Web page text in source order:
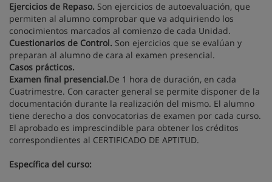
Ejercicios de Repaso. Son ejercicios de autoevaluación, que
permiten al alumno comprobar que va adquiriendo los
conocimientos marcados al comienzo de cada Unidad.
Cuestionarios de Control. Son ejercicios que se evalúan y
preparan al alumno de cara al examen presencial.
Casos prácticos.
Examen final presencial.De 1 hora de duración, en cada
Cuatrimestre. Con caracter general se permite disponer de la
documentación durante la realización del mismo. El alumno
tiene derecho a dos convocatorias de examen por cada curso.
El aprobado es imprescindible para obtener los créditos
correspondientes al CERTIFICADO DE APTITUD.
Específica del curso: